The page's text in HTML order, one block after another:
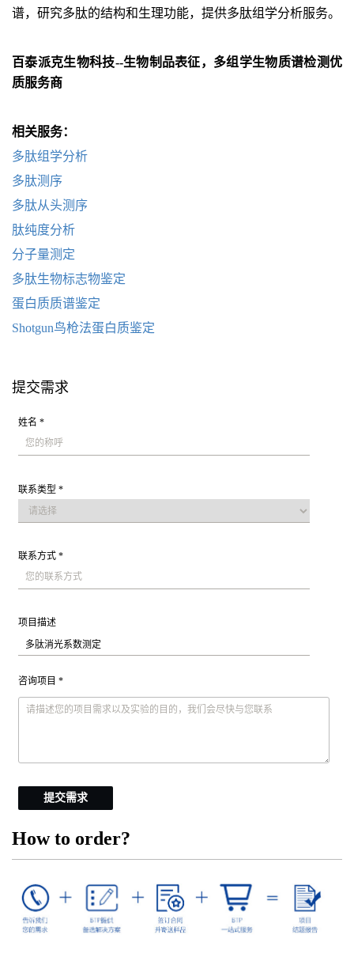
谱，研究多肽的结构和生理功能，提供多肽组学分析服务。
百泰派克生物科技--生物制品表征，多组学生物质谱检测优
质服务商
相关服务：
多肽组学分析
多肽测序
多肽从头测序
肽纯度分析
分子量测定
多肽生物标志物鉴定
蛋白质质谱鉴定
Shotgun鸟枪法蛋白质鉴定
提交需求
姓名 *
联系类型 *
联系方式 *
项目描述
咨询项目 *
提交需求
How to order?